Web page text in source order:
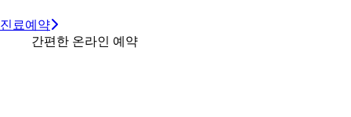
진료예약
간편한 온라인 예약